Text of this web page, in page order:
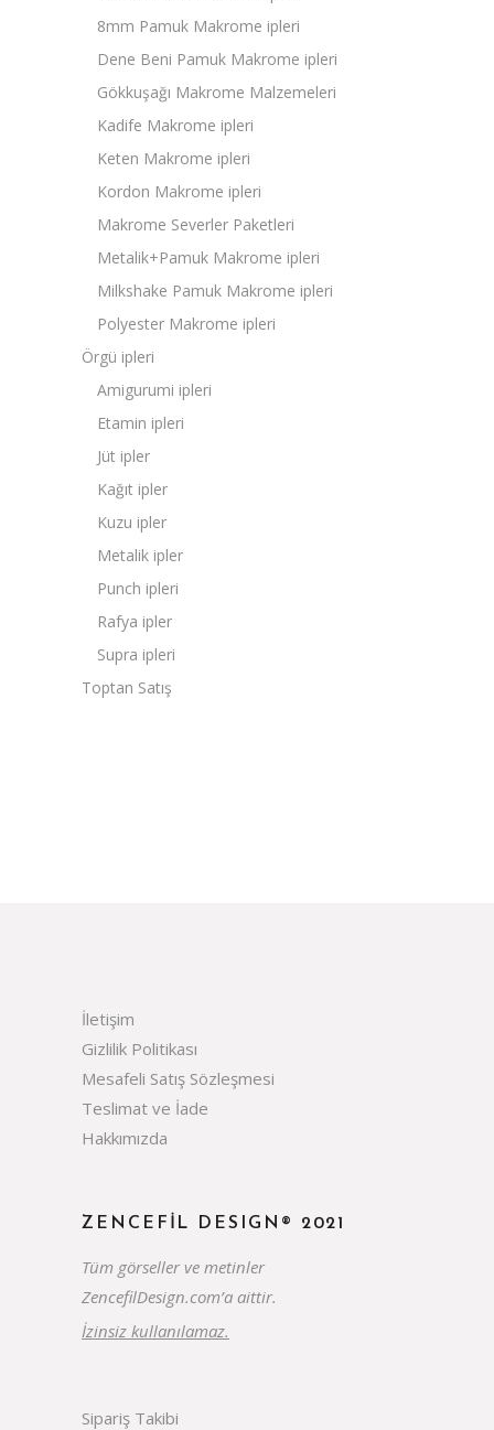
8mm Pamuk Makrome ipleri
Dene Beni Pamuk Makrome ipleri
Gökkuşağı Makrome Malzemeleri
Kadife Makrome ipleri
Keten Makrome ipleri
Kordon Makrome ipleri
Makrome Severler Paketleri
Metalik+Pamuk Makrome ipleri
Milkshake Pamuk Makrome ipleri
Polyester Makrome ipleri
Örgü ipleri
Amigurumi ipleri
Etamin ipleri
Jüt ipler
Kağıt ipler
Kuzu ipler
Metalik ipler
Punch ipleri
Rafya ipler
Supra ipleri
Toptan Satış
İletişim
Gizlilik Politikası
Mesafeli Satış Sözleşmesi
Teslimat ve İade
Hakkımızda
ZENCEFIL DESIGN® 2021
Tüm görseller ve metinler
ZencefilDesign.com’a aittir.
İzinsiz kullanılamaz.
Sipariş Takibi